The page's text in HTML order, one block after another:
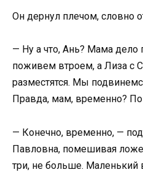
Он дернул плечом, словно
— Ну а что, Ань? Мама дело
поживем втроем, а Лиза с
разместятся. Мы
Правда, мам, временно?
— Конечно, временно, —
Павловна, помешивая
три, не больше. Маленький